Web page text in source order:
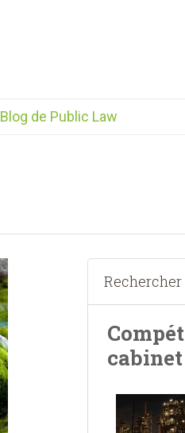
Blog de Public Law
cabinet